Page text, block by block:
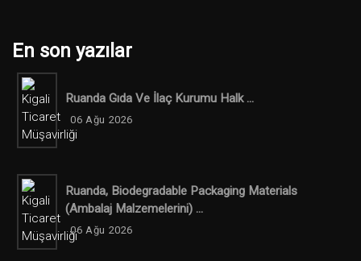
En son yazılar
Ruanda Gıda Ve İlaç Kurumu Halk ...
06 Ağu 2026
Ruanda, Biodegradable Packaging Materials
(ambalaj Malzemelerini) ...
06 Ağu 2026